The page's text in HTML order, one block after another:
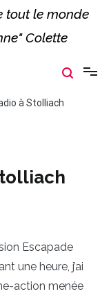
tout le monde
Colette
à Stolliach
Escapade
une heure, j’ai
action menée